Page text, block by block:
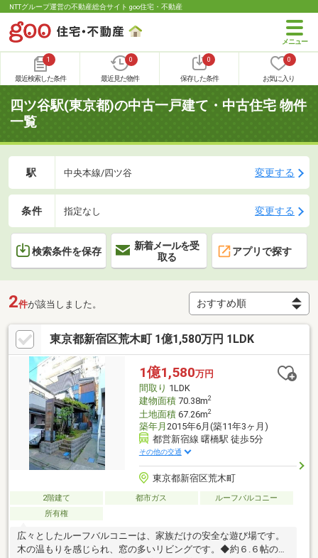
NTTグループ運営の不動産総合サイト goo住宅・不動産
1
最近検索した条件
0
最近見た物件
0
保存した条件
0
お気に入り
四ツ谷駅(東京都)の中古一戸建て・中古住宅 物件
一覧
駅 中央本線/四ツ谷 変更する
条件 指定なし 変更する
検索条件を保存
新着メールを受
取る
アプリで探す
2件が該当しました。
東京都新宿区荒木町 1億1,580万円 1LDK
1億1,580万円
間取り 1LDK
建物面積70.38m2
土地面積67.26m2
築年月 2015年6月(築11年3ヶ月)
都営新宿線 曙橋駅 徒歩5分
その他の交通
東京都新宿区荒木町
2階建て 都市ガス
ルーフバルコニー
所有権
広々としたルーフバルコニーは、家族だけの安全な遊び場です。
木の温もりを感じられ、窓の多いリビングです。◆約６.６帖の便